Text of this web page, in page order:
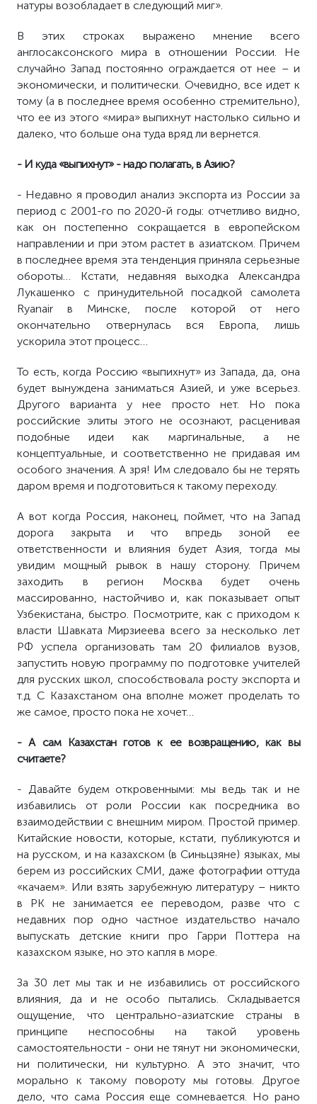
натуры возобладает в следующий миг».
В этих строках выражено мнение всего
англосаксонского мира в отношении России. Не
случайно Запад постоянно ограждается от нее – и
экономически, и политически. Очевидно, все идет к
тому (а в последнее время особенно стремительно),
что ее из этого «мира» выпихнут настолько сильно и
далеко, что больше она туда вряд ли вернется.
- И куда «выпихнут» - надо полагать, в Азию?
- Недавно я проводил анализ экспорта из России за
период с 2001-го по 2020-й годы: отчетливо видно,
как он постепенно сокращается в европейском
направлении и при этом растет в азиатском. Причем
в последнее время эта тенденция приняла серьезные
обороты… Кстати, недавняя выходка Александра
Лукашенко с принудительной посадкой самолета
Ryanair в Минске, после которой от него
окончательно отвернулась вся Европа, лишь
ускорила этот процесс…
То есть, когда Россию «выпихнут» из Запада, да, она
будет вынуждена заниматься Азией, и уже всерьез.
Другого варианта у нее просто нет. Но пока
российские элиты этого не осознают, расценивая
подобные идеи как маргинальные, а не
концептуальные, и соответственно не придавая им
особого значения. А зря! Им следовало бы не терять
даром время и подготовиться к такому переходу.
А вот когда Россия, наконец, поймет, что на Запад
дорога закрыта и что впредь зоной ее
ответственности и влияния будет Азия, тогда мы
увидим мощный рывок в нашу сторону. Причем
заходить в регион Москва будет очень
массированно, настойчиво и, как показывает опыт
Узбекистана, быстро. Посмотрите, как с приходом к
власти Шавката Мирзиеева всего за несколько лет
РФ успела организовать там 20 филиалов вузов,
запустить новую программу по подготовке учителей
для русских школ, способствовала росту экспорта и
т.д. С Казахстаном она вполне может проделать то
же самое, просто пока не хочет…
- А сам Казахстан готов к ее возвращению, как вы
считаете?
- Давайте будем откровенными: мы ведь так и не
избавились от роли России как посредника во
взаимодействии с внешним миром. Простой пример.
Китайские новости, которые, кстати, публикуются и
на русском, и на казахском (в Синьцзяне) языках, мы
берем из российских СМИ, даже фотографии оттуда
«качаем». Или взять зарубежную литературу – никто
в РК не занимается ее переводом, разве что с
недавних пор одно частное издательство начало
выпускать детские книги про Гарри Поттера на
казахском языке, но это капля в море.
За 30 лет мы так и не избавились от российского
влияния, да и не особо пытались. Складывается
ощущение, что центрально-азиатские страны в
принципе неспособны на такой уровень
самостоятельности - они не тянут ни экономически,
ни политически, ни культурно. А это значит, что
морально к такому повороту мы готовы. Другое
дело, что сама Россия еще сомневается. Но рано